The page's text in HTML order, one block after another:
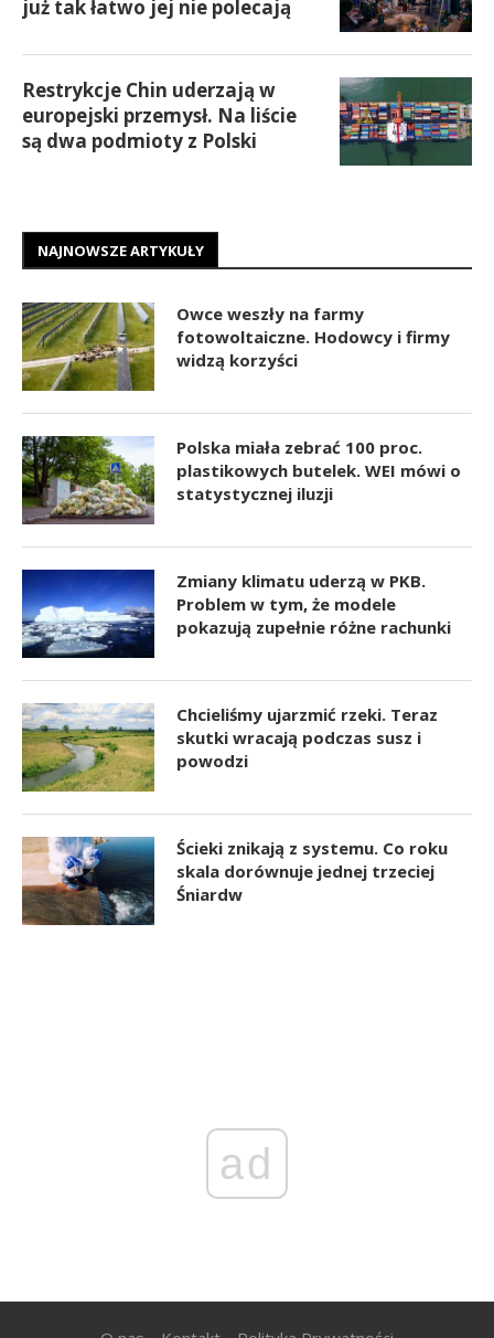
już tak łatwo jej nie polecają
Restrykcje Chin uderzają w
europejski przemysł. Na liście
są dwa podmioty z Polski
NAJNOWSZE ARTYKUŁY
Owce weszły na farmy
fotowoltaiczne. Hodowcy i firmy
widzą korzyści
Polska miała zebrać 100 proc.
plastikowych butelek. WEI mówi o
statystycznej iluzji
Zmiany klimatu uderzą w PKB.
Problem w tym, że modele
pokazują zupełnie różne rachunki
Chcieliśmy ujarzmić rzeki. Teraz
skutki wracają podczas susz i
powodzi
Ścieki znikają z systemu. Co roku
skala dorównuje jednej trzeciej
Śniardw
ad